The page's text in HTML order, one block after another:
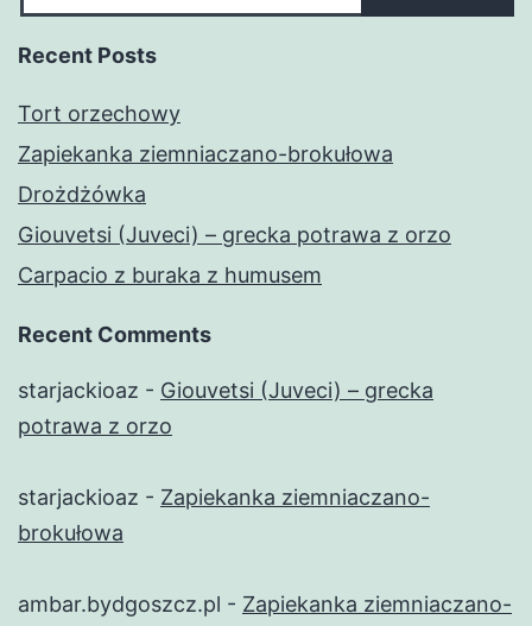
Recent Posts
Tort orzechowy
Zapiekanka ziemniaczano-brokułowa
Drożdżówka
Giouvetsi (Juveci) – grecka potrawa z orzo
Carpacio z buraka z humusem
Recent Comments
starjackioaz - Giouvetsi (Juveci) – grecka
potrawa z orzo
starjackioaz - Zapiekanka ziemniaczano-
brokułowa
ambar.bydgoszcz.pl - Zapiekanka ziemniaczano-